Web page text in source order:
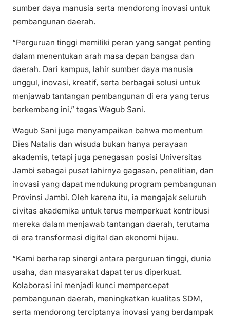
sumber daya manusia serta mendorong inovasi untuk
pembangunan daerah.
“Perguruan tinggi memiliki peran yang sangat penting
dalam menentukan arah masa depan bangsa dan
daerah. Dari kampus, lahir sumber daya manusia
unggul, inovasi, kreatif, serta berbagai solusi untuk
menjawab tantangan pembangunan di era yang terus
berkembang ini,” tegas Wagub Sani.
Wagub Sani juga menyampaikan bahwa momentum
Dies Natalis dan wisuda bukan hanya perayaan
akademis, tetapi juga penegasan posisi Universitas
Jambi sebagai pusat lahirnya gagasan, penelitian, dan
inovasi yang dapat mendukung program pembangunan
Provinsi Jambi. Oleh karena itu, ia mengajak seluruh
civitas akademika untuk terus memperkuat kontribusi
mereka dalam menjawab tantangan daerah, terutama
di era transformasi digital dan ekonomi hijau.
“Kami berharap sinergi antara perguruan tinggi, dunia
usaha, dan masyarakat dapat terus diperkuat.
Kolaborasi ini menjadi kunci mempercepat
pembangunan daerah, meningkatkan kualitas SDM,
serta mendorong terciptanya inovasi yang berdampak